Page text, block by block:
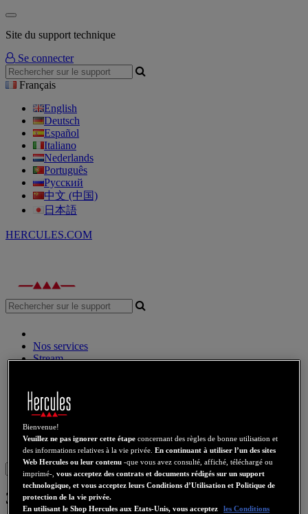
Site du support technique
Se connecter
Français
English
Deutsch
Español
Italiano
Nederlands
Português
Русский
中文 (中国)
日本語
HERCULES.COM
Nos services
Stream
Contrôleurs DJ
Casques DJ
Enceintes DJ
Ancienne collection
Webcams Cartes Son WiFi CPL eCafé Cartes Video
Sign in
3D Prophet 4000XT 32 MB
Bienvenue!
Veuillez ne pas ignorer cette étape concernant des règles de bonne utilisation et
des informations relatives à la vie privée.En continuant à utiliser l’un des sites
Web Hercules ou leur contenu-que vous avez consulté, affiché, téléchargé ou
imprimé-,vous acceptez des contrats et documents rédigés sur un support
technologique, et vous acceptez leurs Conditions d’Utilisation et Politique de
protection de la vie privée.
En utilisant le Shop Hercules aux Etats-Unis, vous acceptez
les Conditions